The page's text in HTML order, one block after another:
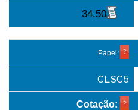
34.50
Papel:
CLSC5
Cotação: